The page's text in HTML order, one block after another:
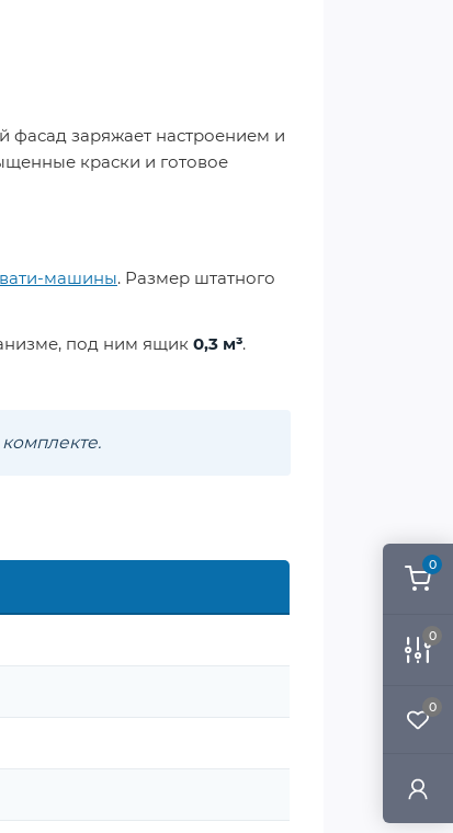
0
0
0
фасад заряжает настроением и
краски и готовое
машины. Размер штатного
под ним ящик 0,3 м³.